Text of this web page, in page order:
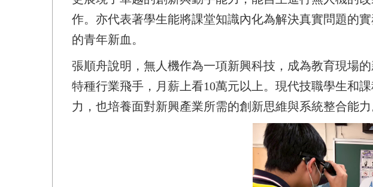
作。亦代表著學生能將課堂知識內化為解決真實問題的
的青年新血。
張順舟說明，無人機作為一項新興科技，成為教育現場
特種行業飛手，月薪上看10萬元以上。現代技職學生和
力，也培養面對新興產業所需的創新思維與系統整合能力